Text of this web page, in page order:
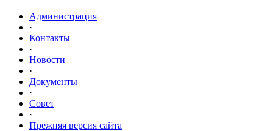
Администрация
·
Контакты
·
Новости
·
Документы
·
Совет
·
Прежняя версия сайта